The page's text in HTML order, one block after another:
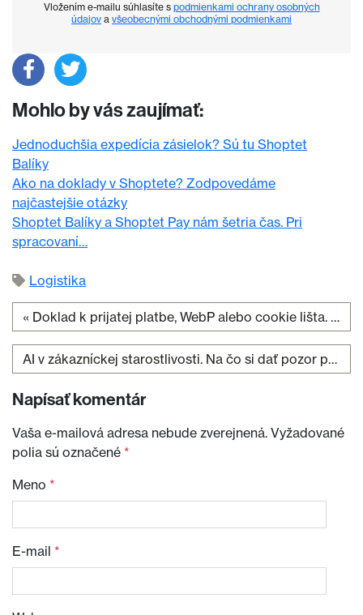
Vložením e-mailu súhlasíte s podmienkami ochrany osobných
údajov a všeobecnými obchodnými podmienkami
Mohlo by vás zaujímať:
Jednoduchšia expedícia zásielok? Sú tu Shoptet
Balíky
Ako na doklady v Shoptete? Zodpovedáme
najčastejšie otázky
Shoptet Balíky a Shoptet Pay nám šetria čas. Pri
spracovaní…
Logistika
Navigácia v článku
« Doklad k prijatej platbe, WebP alebo cookie lišta. Prehľad Shoptet noviniek za prvý polrok 2024
AI v zákazníckej starostlivosti. Na čo si dať pozor pri použití umelej inteligencie
Napísať komentár
Vaša e-mailová adresa nebude zverejnená. Vyžadované
polia sú označené *
Meno *
E-mail *